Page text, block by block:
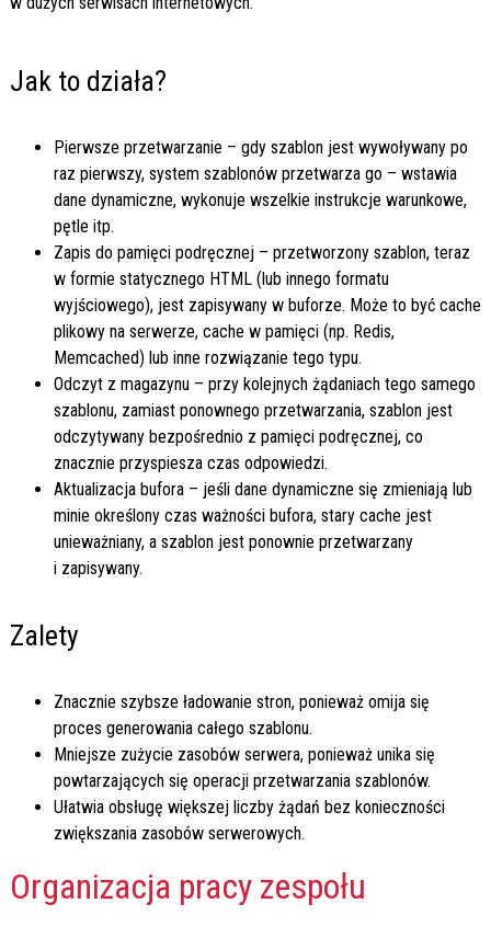
Jak to działa?
Pierwsze przetwarzanie – gdy szablon jest wywoływany po
raz pierwszy, system szablonów przetwarza go – wstawia
dane dynamiczne, wykonuje wszelkie instrukcje warunkowe,
pętle itp.
Zapis do pamięci podręcznej – przetworzony szablon, teraz
w formie statycznego HTML (lub innego formatu
wyjściowego), jest zapisywany w buforze. Może to być cache
plikowy na serwerze, cache w pamięci (np. Redis,
Memcached) lub inne rozwiązanie tego typu.
Odczyt z magazynu – przy kolejnych żądaniach tego samego
szablonu, zamiast ponownego przetwarzania, szablon jest
odczytywany bezpośrednio z pamięci podręcznej, co
znacznie przyspiesza czas odpowiedzi.
Aktualizacja bufora – jeśli dane dynamiczne się zmieniają lub
minie określony czas ważności bufora, stary cache jest
unieważniany, a szablon jest ponownie przetwarzany
i zapisywany.
Zalety
Znacznie szybsze ładowanie stron, ponieważ omija się
proces generowania całego szablonu.
Mniejsze zużycie zasobów serwera, ponieważ unika się
powtarzających się operacji przetwarzania szablonów.
Ułatwia obsługę większej liczby żądań bez konieczności
zwiększania zasobów serwerowych.
Organizacja pracy zespołu